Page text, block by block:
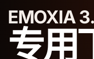
EMOXIA
专用